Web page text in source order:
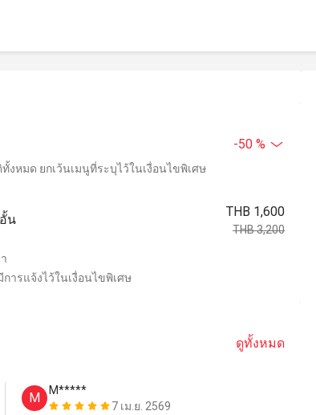
-50 %
หมด ยกเว้นเมนูที่ระบุไว้ในเงื่อนไขพิเศษ
น
THB 1,600
THB 3,200
ารแจ้งไว้ในเงื่อนไขพิเศษ
ดูทั้งหมด
M
M*****
7 เม.ย. 2569